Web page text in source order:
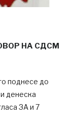
НА СДСМ
поднесе до
денеска
ЗА и 7